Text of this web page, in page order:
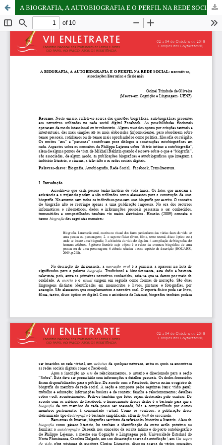
A BIOGRAFIA, A AUTOBIOGRAFIA E O PERFIL NA REDE SOCIAL: narrativas, associações literárias e ficcionais